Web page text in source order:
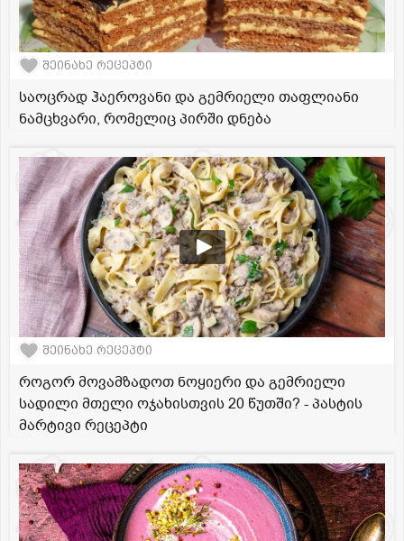
შეინახე რეცეპტი
საოცრად ჰაეროვანი და გემრიელი თაფლიანი
ნამცხვარი, რომელიც პირში დნება
შეინახე რეცეპტი
როგორ მოვამზადოთ ნოყიერი და გემრიელი
სადილი მთელი ოჯახისთვის 20 წუთში? - პასტის
მარტივი რეცეპტი